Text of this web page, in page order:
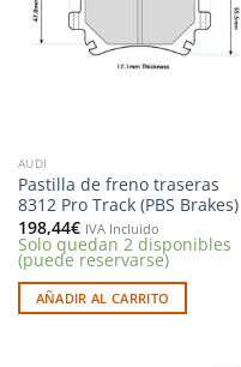
deseos
AUDI
Pastilla de freno traseras
8312 Pro Track (PBS Brakes)
198,44€ IVA Incluido
Solo quedan 2 disponibles
(puede reservarse)
AÑADIR AL CARRITO